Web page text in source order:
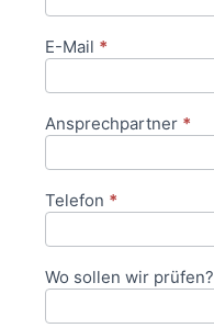
E-Mail *
Ansprechpartner *
Telefon *
Wo sollen wir prüfen?